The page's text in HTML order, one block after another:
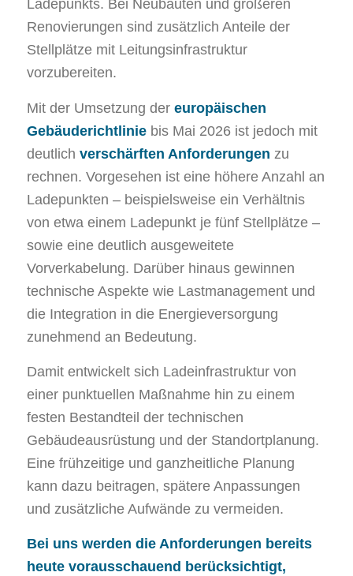
Ladepunkts. Bei Neubauten und größeren
Renovierungen sind zusätzlich Anteile der
Stellplätze mit Leitungsinfrastruktur
vorzubereiten.
Mit der Umsetzung der europäischen
Gebäuderichtliniebis Mai 2026 ist jedoch mit
deutlich verschärften Anforderungen zu
rechnen. Vorgesehen ist eine höhere Anzahl an
Ladepunkten – beispielsweise ein Verhältnis
von etwa einem Ladepunkt je fünf Stellplätze –
sowie eine deutlich ausgeweitete
Vorverkabelung. Darüber hinaus gewinnen
technische Aspekte wie Lastmanagement und
die Integration in die Energieversorgung
zunehmend an Bedeutung.
Damit entwickelt sich Ladeinfrastruktur von
einer punktuellen Maßnahme hin zu einem
festen Bestandteil der technischen
Gebäudeausrüstung und der Standortplanung.
Eine frühzeitige und ganzheitliche Planung
kann dazu beitragen, spätere Anpassungen
und zusätzliche Aufwände zu vermeiden.
Bei uns werden die Anforderungen bereits
heute vorausschauend berücksichtigt,